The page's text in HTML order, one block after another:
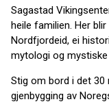
Sagastad
heile familien. Her
Nordfjordeid, ei
mytologi og mystiske
Stig om bord i det 30
gjenbygging av